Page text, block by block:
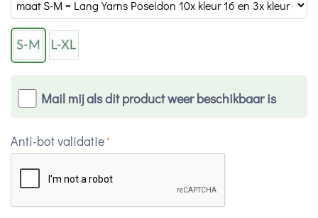
Mail mij als dit product weer beschikbaar is
Anti-bot validatie